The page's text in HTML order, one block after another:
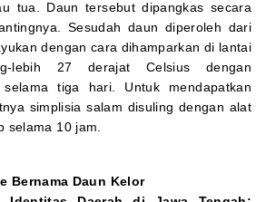
tua. Daun tersebut dipangkas secara
Sesudah daun diperoleh dari
dengan cara dihamparkan di lantai
lebih 27 derajat Celsius dengan
selama tiga hari. Untuk mendapatkan
simplisia salam disuling dengan alat
selama 10 jam.
Bernama Daun Kelor